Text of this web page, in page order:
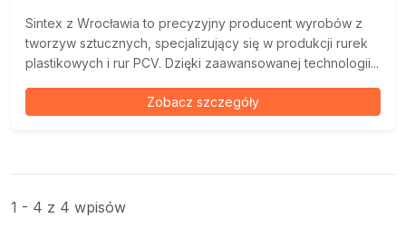
Sintex z Wrocławia to precyzyjny producent wyrobów z
tworzyw sztucznych, specjalizujący się w produkcji rurek
plastikowych i rur PCV. Dzięki zaawansowanej technologii...
Zobacz szczegóły
1 - 4 z 4 wpisów